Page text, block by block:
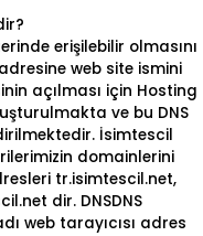
erişilebilir olmasını
web site ismini
açılması için Hosting
ve bu DNS
İsimtescil
domainlerini
tr.isimtescil.net,
dir. DNSDNS
web tarayıcısı adres